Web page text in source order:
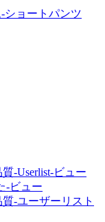
ショートパンツ
-Userlist-ビュー
-ビュー
-ユーザーリスト